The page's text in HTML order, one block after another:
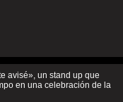
avisé», un stand up que
en una celebración de la